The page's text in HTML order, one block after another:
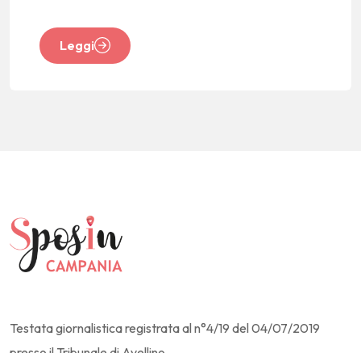
Leggi
Testata giornalistica registrata al n°4/19 del 04/07/2019